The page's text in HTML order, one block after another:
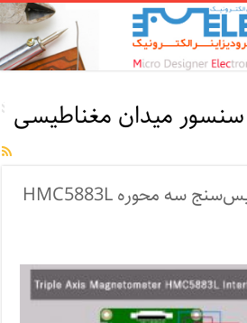
سنسور میدان مغناطیسی
اتصال ماژول مغناطیس‌سنج سه محوره HMC5883L